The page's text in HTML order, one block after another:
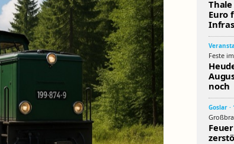
Euro
Feste
noch
Goslar ·